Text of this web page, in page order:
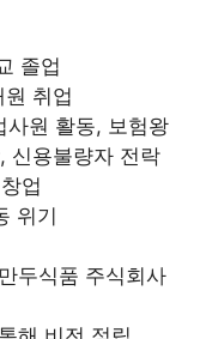
졸업
취업
원 활동, 보험왕
신용불량자 전락
업
위기
두식품 주식회사